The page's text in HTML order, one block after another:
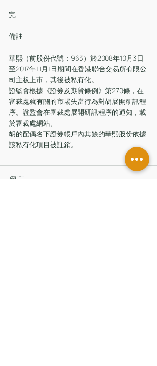
完
備註：
華熙（前股份代號：963）於2008年10月3日
至2017年11月1日期間在香港聯合交易所有限公
司主板上市，其後被私有化。
證監會根據《證券及期貨條例》第270條，在
審裁處就有關的市場失當行為對胡展開研訊程
序。證監會在審裁處展開研訊程序的通知，載
於審裁處網站。
胡的配偶名下證券帳戶內其餘的華熙股份依據
該私有化項目被註銷。
留言